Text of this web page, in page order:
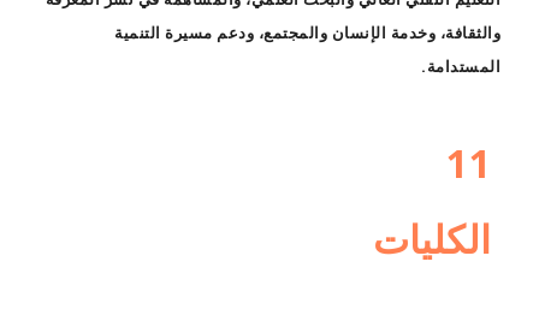
والثقافة، وخدمة الإنسان والمجتمع، ودعم مسيرة التنمية
المستدامة.
11
الكليات